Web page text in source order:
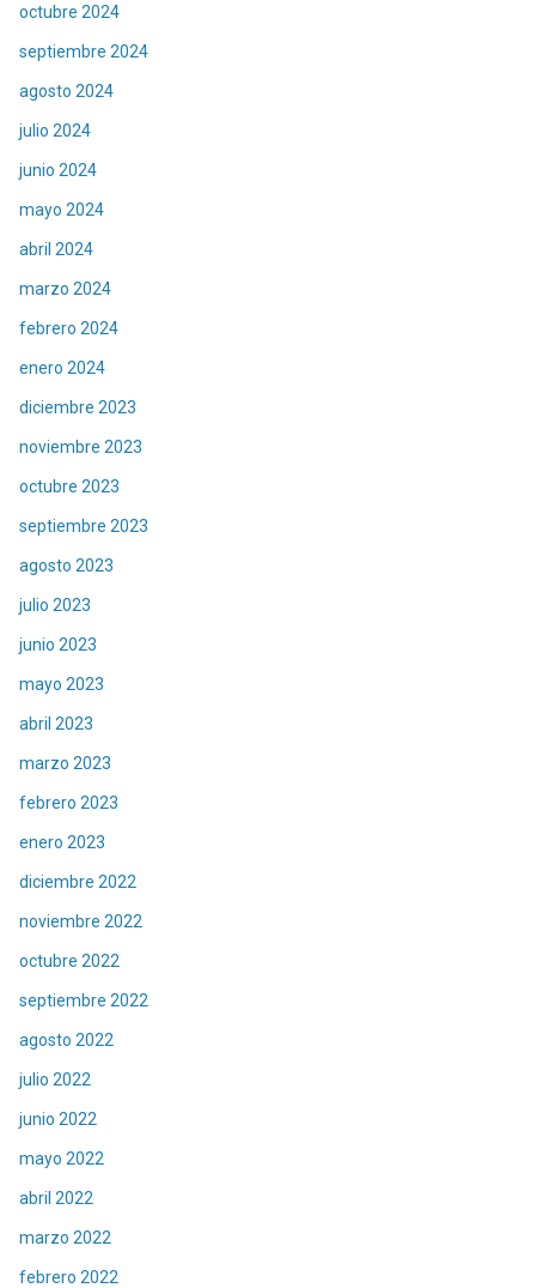
octubre 2024
septiembre 2024
agosto 2024
julio 2024
junio 2024
mayo 2024
abril 2024
marzo 2024
febrero 2024
enero 2024
diciembre 2023
noviembre 2023
octubre 2023
septiembre 2023
agosto 2023
julio 2023
junio 2023
mayo 2023
abril 2023
marzo 2023
febrero 2023
enero 2023
diciembre 2022
noviembre 2022
octubre 2022
septiembre 2022
agosto 2022
julio 2022
junio 2022
mayo 2022
abril 2022
marzo 2022
febrero 2022